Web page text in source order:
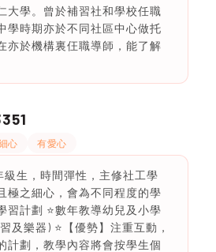
大學。曾於補習社和學校任職
學時期亦於不同社區中心做托
亦於機構裏仼職導師，能了解
心 有愛心
級生，時間彈性，主修社工學
極之細心，會為不同程度的學
習計劃 ⭐️數年教導幼兒及小學
及樂器) ⭐️【優勢】注重互動，
計劃，教學內容將會按學生個